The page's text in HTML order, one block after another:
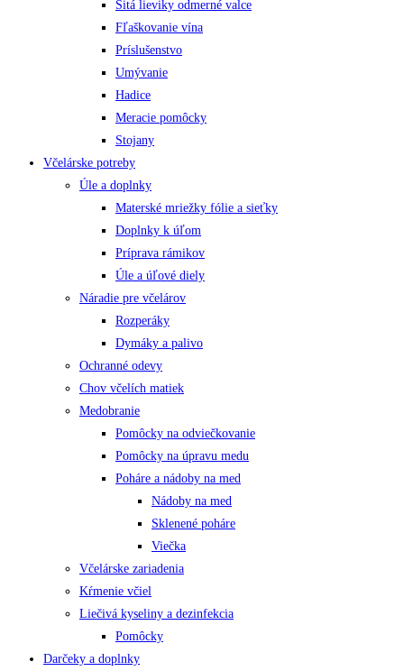
Sitá lieviky odmerné valce
Fľaškovanie vína
Príslušenstvo
Umývanie
Hadice
Meracie pomôcky
Stojany
Včelárske potreby
Úle a doplnky
Materské mriežky fólie a sieťky
Doplnky k úľom
Príprava rámikov
Úle a úľové diely
Náradie pre včelárov
Rozperáky
Dymáky a palivo
Ochranné odevy
Chov včelích matiek
Medobranie
Pomôcky na odviečkovanie
Pomôcky na úpravu medu
Poháre a nádoby na med
Nádoby na med
Sklenené poháre
Viečka
Včelárske zariadenia
Kŕmenie včiel
Liečivá kyseliny a dezinfekcia
Pomôcky
Darčeky a doplnky